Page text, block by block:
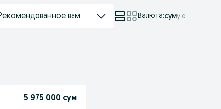
вам Валюта:суму.е.
5 975 000 сум